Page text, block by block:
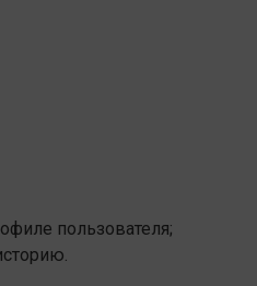
пользователя;